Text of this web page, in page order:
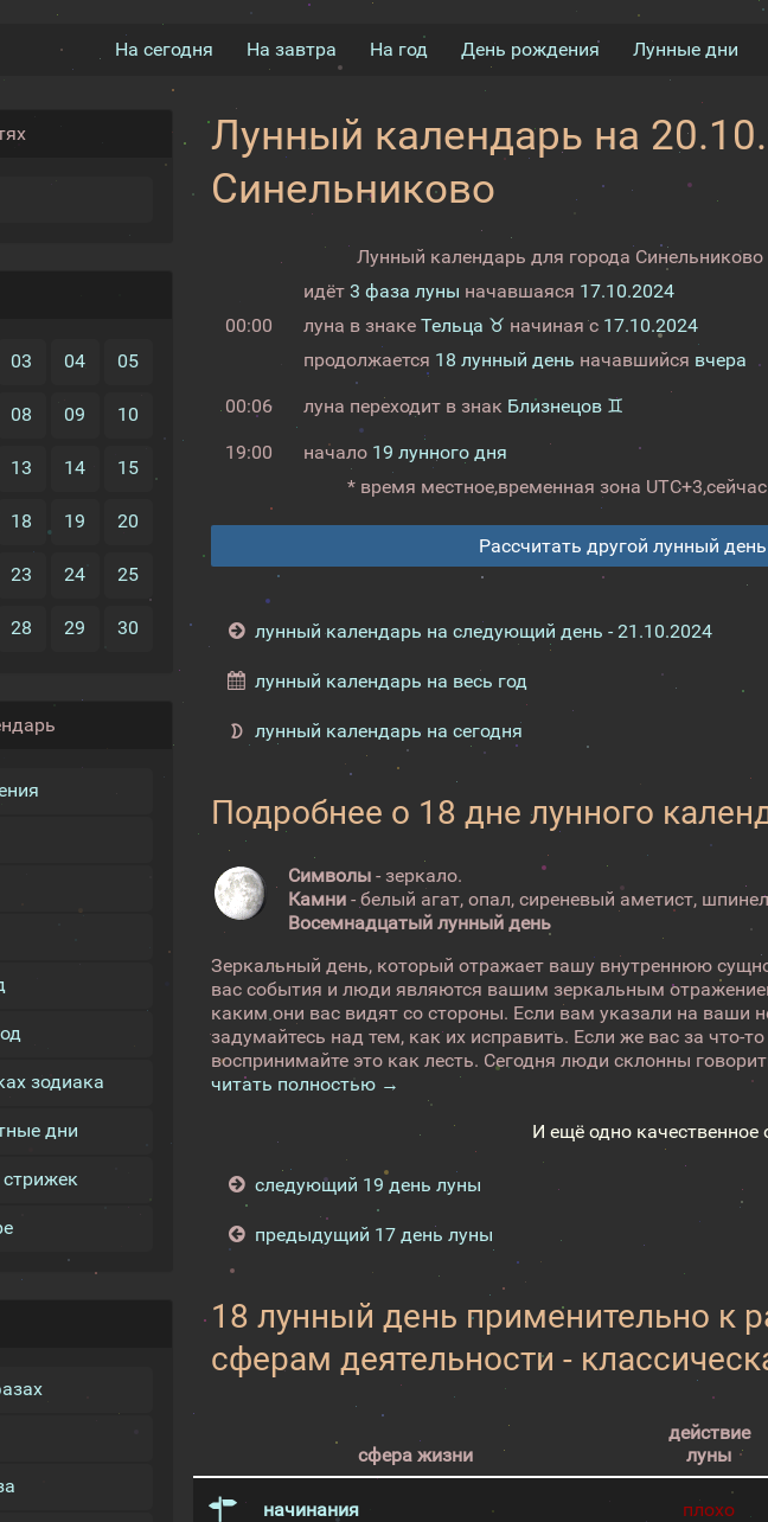
На сегодня На завтра На год День рождения Лунные дни
03 04 05
08 09 10
13 14 15
18 19 20
23 24 25
28 29 30
зодиака
дни
Лунный календарь на
Синельниково
Лунный календарь для города Синельниково
00:00
идёт 3 фаза луны начавшаяся 17.10.2024
луна в знаке Тельца ♉ начиная с 17.10.2024
продолжается 18 лунный день начавшийся вчера
00:06 луна переходит в знак Близнецов ♊
19:00 начало 19 лунного дня
* время местное,временная зона UTC+3,сейчас
Рассчитать другой лунный день
лунный календарь на следующий день - 21.10.2024
лунный календарь на весь год
лунный календарь на сегодня
Подробнее о 18 дне лунного
Символы - зеркало.
Камни - белый агат, опал, сиреневый аметист,
Восемнадцатый лунный день
Зеркальный день, который отражает вашу внутреннюю
вас события и люди являются вашим зеркальным
каким они вас видят со стороны. Если вам указали на ваши
задумайтесь над тем, как их исправить. Если же вас за что-
воспринимайте это как лесть. Сегодня люди склонны
читать полностью →
И ещё одно качественное
следующий 19 день луны
предыдущий 17 день луны
18 лунный день применительно к
сферам деятельности -
сфера жизни
действие
луны
начинания плохо